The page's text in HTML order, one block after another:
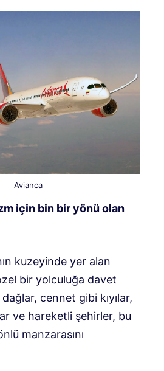
Avianca
için bin bir yönü olan
kuzeyinde yer alan
bir yolculuğa davet
cennet gibi kıyılar,
ve hareketli şehirler, bu
manzarasını